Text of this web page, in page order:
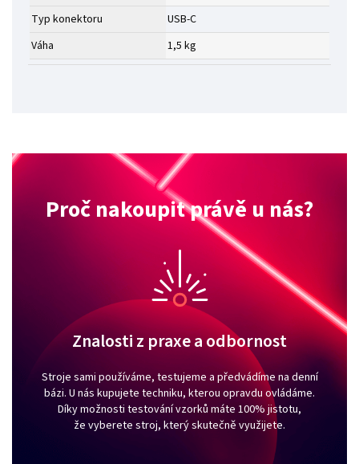
Typ konektoru
USB-C
Váha
1,5 kg
Proč nakoupit právě u nás?
Znalosti z praxe a odbornost
Stroje sami používáme, testujeme a předvádíme na denní
bázi. U nás kupujete techniku, kterou opravdu ovládáme.
Díky možnosti testování vzorků máte 100% jistotu,
že vyberete stroj, který skutečně využijete.